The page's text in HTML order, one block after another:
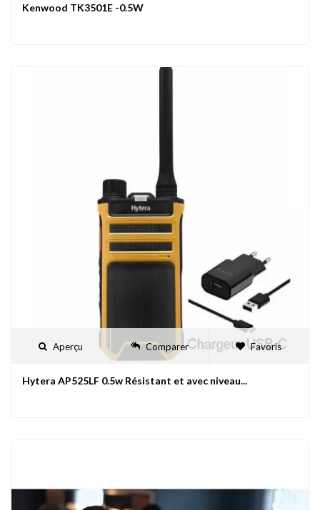
Kenwood TK3501E -0.5W
Aperçu Comparer Favoris
Hytera AP525LF 0.5w Résistant et avec niveau...